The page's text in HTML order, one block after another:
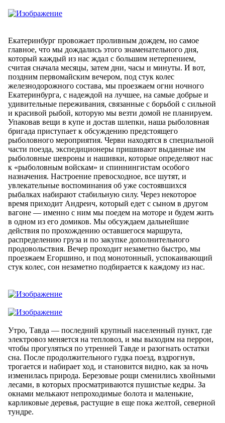
Екатеринбург провожает проливным дождем, но самое
главное, что мы дождались этого знаменательного дня,
который каждый из нас ждал с большим нетерпением,
считая сначала месяцы, затем дни, часы и минуты. И вот,
поздним первомайским вечером, под стук колес
железнодорожного состава, мы проезжаем огни ночного
Екатеринбурга, с надеждой на лучшее, на самые добрые и
удивительные переживания, связанные с борьбой с сильной
и красивой рыбой, которую мы везти домой не планируем.
Упаковав вещи в купе и достав шлепки, наша рыболовная
бригада приступает к обсуждению предстоящего
рыболовного мероприятия. Черви находятся в специальной
части поезда, экспедиционеры пришивают выданные им
рыболовные шевроны и нашивки, которые определяют нас
к «рыболовным войскам» и спиннингистам особого
назначения. Настроение превосходное, все шутят, и
увлекательные воспоминания об уже состоявшихся
рыбалках набирают стабильную силу. Через некоторое
время приходит Андреич, который едет с сыном в другом
вагоне — именно с ним мы поедем на моторе и будем жить
в одном из его домиков. Мы обсуждаем дальнейшие
действия по прохождению оставшегося маршрута,
распределению груза и по закупке дополнительного
продовольствия. Вечер проходит незаметно быстро, мы
проезжаем Егоршино, и под монотонный, успокаивающий
стук колес, сон незаметно подбирается к каждому из нас.
Утро, Тавда — последний крупный населенный пункт, где
электровоз меняется на тепловоз, и мы выходим на перрон,
чтобы прогуляться по утренней Тавде и разогнать остатки
сна. После продолжительного гудка поезд, вздрогнув,
трогается и набирает ход, и становится видно, как за ночь
изменилась природа. Березовые рощи сменились хвойными
лесами, в которых просматриваются пушистые кедры. За
окнами мелькают непроходимые болота и маленькие,
карликовые деревья, растущие в еще пока желтой, северной
тундре.